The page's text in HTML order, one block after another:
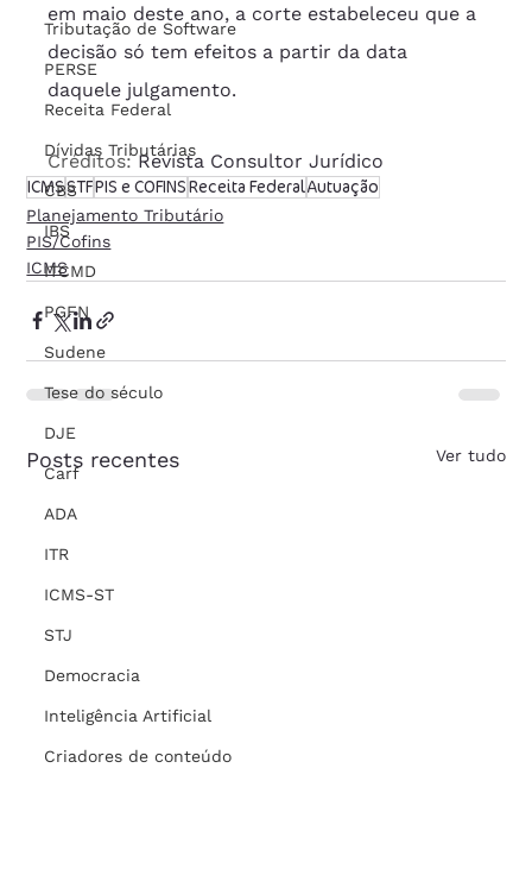
Tributação de Software
PERSE
Receita Federal
Dívidas Tributárias
CBS
IBS
ITCMD
PGFN
Sudene
Tese do século
DJE
Carf
ADA
ITR
ICMS-ST
STJ
Democracia
Inteligência Artificial
Criadores de conteúdo
em maio deste ano, a corte estabeleceu que a
decisão só tem efeitos a partir da data
daquele julgamento.
Créditos: Revista Consultor Jurídico
ICMSSTFPIS e COFINSReceita FederalAutuação
Planejamento Tributário
PIS/Cofins
ICMS
Posts recentes Ver tudo